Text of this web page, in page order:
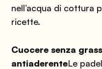
nell’acqua di cottura
ricette.
Cuocere senza
antiaderenteLe